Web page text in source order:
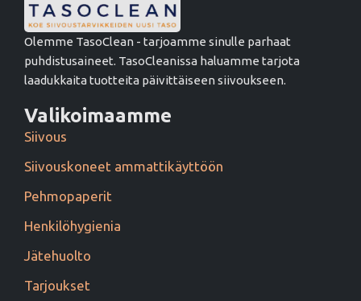
Olemme TasoClean - tarjoamme sinulle parhaat
puhdistusaineet. TasoCleanissa haluamme tarjota
laadukkaita tuotteita päivittäiseen siivoukseen.
Valikoimaamme
Siivous
Siivouskoneet ammattikäyttöön
Pehmopaperit
Henkilöhygienia
Jätehuolto
Tarjoukset